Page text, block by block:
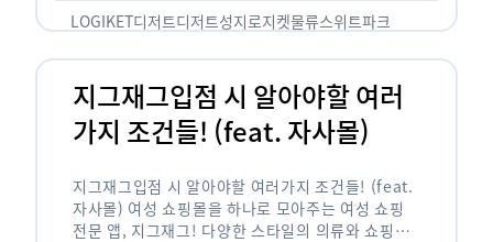
LOGIKET디저트디저트성지로지켓물류스위트파크
지그재그입점 시 알아야할 여러
가지 조건들! (feat. 자사몰)
지그재그입점 시 알아야할 여러가지 조건들! (feat.
자사몰) 여성 쇼핑몰을 하나로 모아주는 여성 쇼핑
전문 앱, 지그재그! 다양한 스타일의 의류와 쇼핑몰